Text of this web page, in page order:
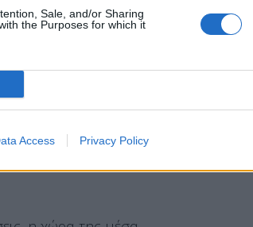
Sale, and/or Sharing
the Purposes for which it
Access Privacy Policy
την προσέγγιση η
και με χώρες
, δήλωσε στη Γερουσία